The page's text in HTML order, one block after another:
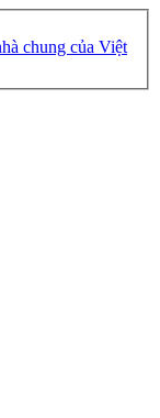
chung của Việt